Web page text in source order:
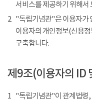
서비스를 제공하기 위해서
2 "독립기념관"은 이용자가
이용자의 개인정보(신용
구축합니다.
제9조(이용자의 ID
1 "독립기념관"이 관계법령